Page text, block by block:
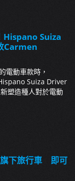
Hispano Suiza
Carmen
電動車款時，
Suiza Driver
塑造種人對於電動
下旅行車 即可